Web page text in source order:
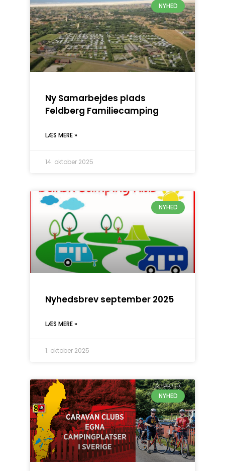
NYHED
Ny Samarbejdes plads
Feldberg Familiecamping
LÆS MERE »
14. oktober 2025
NYHED
Nyhedsbrev september 2025
LÆS MERE »
1. oktober 2025
NYHED